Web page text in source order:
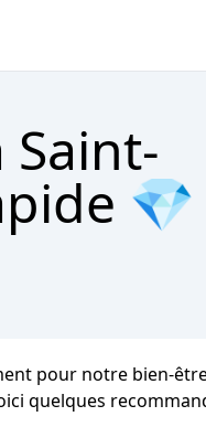
💎
pour notre bien-
quelques